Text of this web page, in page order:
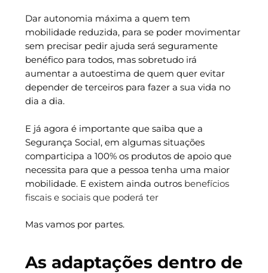
Dar autonomia máxima a quem tem
mobilidade reduzida, para se poder movimentar
sem precisar pedir ajuda será seguramente
benéfico para todos, mas sobretudo irá
aumentar a autoestima de quem quer evitar
depender de terceiros para fazer a sua vida no
dia a dia.
E já agora é importante que saiba que a
Segurança Social, em algumas situações
comparticipa a 100% os produtos de apoio que
necessita para que a pessoa tenha uma maior
mobilidade. E existem ainda outros benefícios
fiscais e sociais que poderá ter
Mas vamos por partes.
As adaptações dentro de